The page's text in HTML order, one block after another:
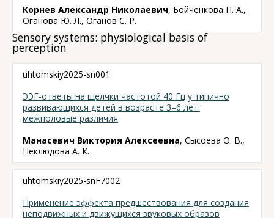
Корнев Александр Николаевич, Бойченкова П. А.,
Оганова Ю. Л., Оганов С. Р.
Sensory systems: physiological basis of
perception
uhtomskiy2025-sn001
ЭЭГ-ответы на щелчки частотой 40 Гц у типично
развивающихся детей в возрасте 3–6 лет:
межполовые различия
Манасевич Виктория Алексеевна, Сысоева О. В.,
Неклюдова А. К.
uhtomskiy2025-snF7002
Применение эффекта предшествования для создания
неподвижных и движущихся звуковых образов